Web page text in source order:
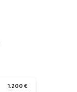
1.200 €